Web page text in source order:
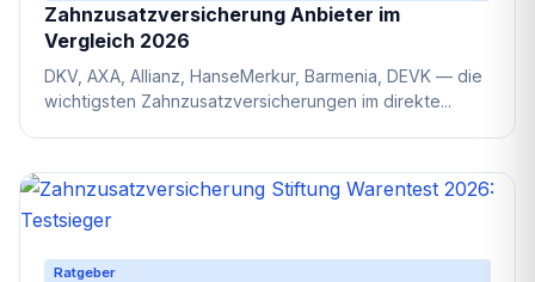
Zahnzusatzversicherung Anbieter im
Vergleich 2026
DKV, AXA, Allianz, HanseMerkur, Barmenia, DEVK — die
wichtigsten Zahnzusatzversicherungen im direkte...
Ratgeber